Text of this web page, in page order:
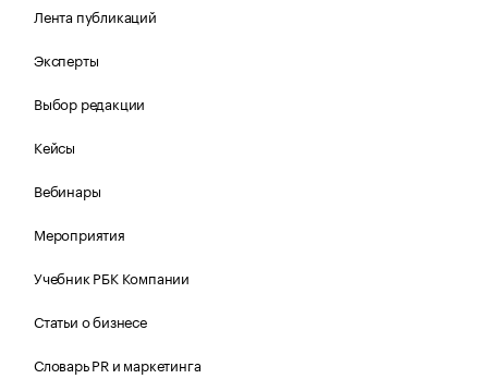
Лента публикаций
Эксперты
Выбор редакции
Кейсы
Вебинары
Мероприятия
Учебник РБК Компании
Статьи о бизнесе
Словарь PR и маркетинга